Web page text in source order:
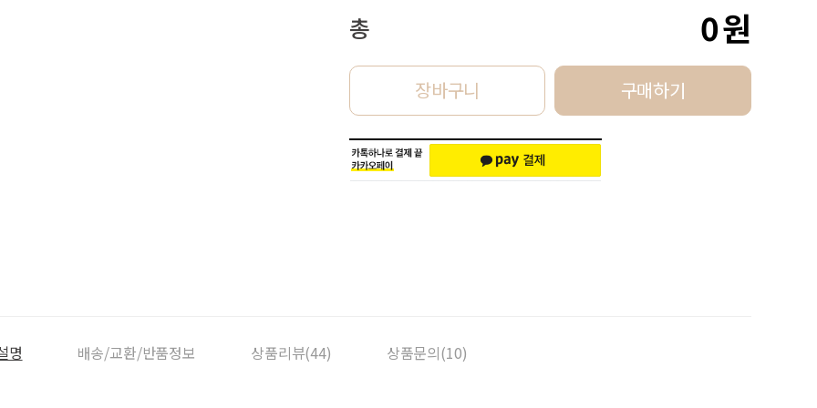
총 0원
장바구니 구매하기
명 배송/교환/반품정보 상품리뷰(44) 상품문의(10)